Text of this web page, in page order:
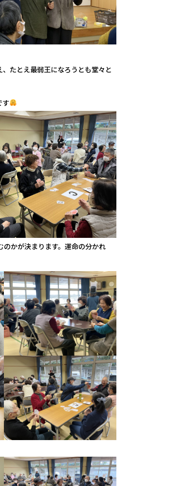
たとえ最弱王になろうとも堂々と
す
かが決まります。運命の分かれ